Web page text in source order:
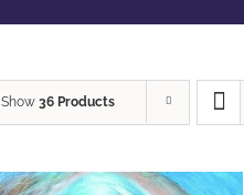
Show 36 Products